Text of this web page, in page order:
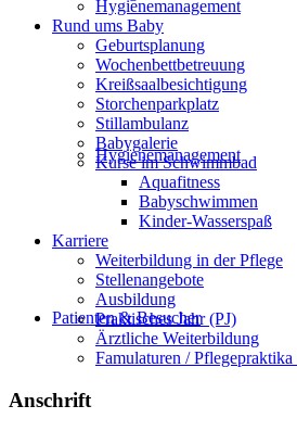
Hygienemanagement
Patienten & Besucher
Hygienemanagement
Rund ums Baby
Geburtsplanung
Wochenbettbetreuung
Kreißsaalbesichtigung
Storchenparkplatz
Stillambulanz
Babygalerie
Kurse im Schwimmbad
Aquafitness
Babyschwimmen
Kinder-Wasserspaß
Karriere
Weiterbildung in der Pflege
Stellenangebote
Ausbildung
Praktisches Jahr (PJ)
Ärztliche Weiterbildung
Famulaturen /
Anschrift